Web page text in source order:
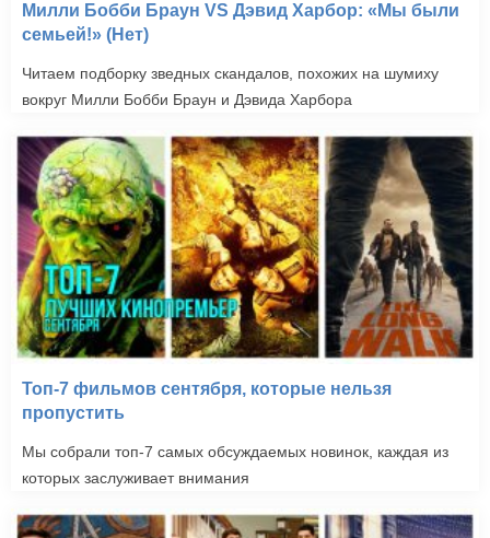
Милли Бобби Браун VS Дэвид Харбор: «Мы были
семьей!» (Нет)
Читаем подборку зведных скандалов, похожих на шумиху
вокруг Милли Бобби Браун и Дэвида Харбора
Топ-7 фильмов сентября, которые нельзя
пропустить
Мы собрали топ-7 самых обсуждаемых новинок, каждая из
которых заслуживает внимания